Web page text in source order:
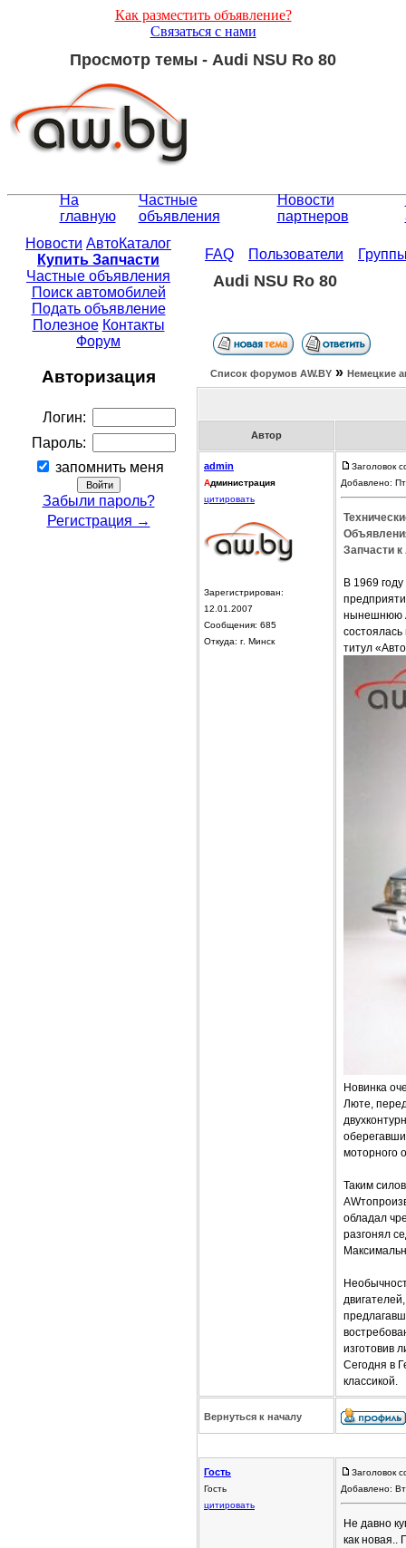
Как разместить объявление?
Связаться с нами
Просмотр темы - Audi NSU Ro 80
На
главную
Частные
объявления
Новости
партнеров
Новости АвтоКаталог
Купить Запчасти
Частные объявления
Поиск автомобилей
Подать объявление
Полезное Контакты
Форум
Авторизация
Логин:
Пароль:
запомнить меня
Забыли пароль?
Регистрация →
FAQ Пользователи
Audi NSU Ro 80
Список форумов АW.BY » Немецкие
Автор
admin
Администрация
цитировать
Зарегистрирован:
12.01.2007
Сообщения: 685
Откуда: г. Минск
Заголовок
Добавлено:
Запчасти к
В 1969
нынешнюю
титул
Новинка
Люте,
моторного
Таким
обладал
разгонял
изготовив
Сегодня в
классикой.
Вернуться к началу
Гость
Гость
цитировать
Заголовок
Добавлено:
Не давно
как новая..